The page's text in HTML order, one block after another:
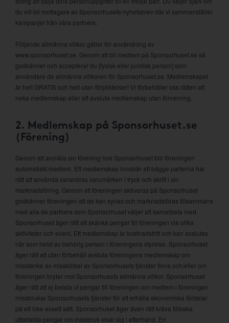
du vill bli mottagare av Sponsorhusets nyhetsbrev där vi sammanställer
kampanjer från våra partners.
Följande allmänna villkor gäller för användning av
www.sponsorhuset.se. Genom att bli medlem på Sponsorhuset.se så
godkänner och accepterar du [fysisk eller juridisk person] som
användare de allmänna villkoren för Sponsorhuset.se. Medlemskapet
är helt GRATIS och helt utan förpliktelser! Vi förbehåller oss rätten att
neka medlemskap eller att avsluta medlemskap utan förvarning.
2. Medlemskap på Sponsorhuset.se
(Förening)
Genom att anmäla sin förening hos Sponsorhuset blir föreningen
automatiskt medlem. Ett medlemskap innebär att bägge parterna har
rätt att använda varandras varumärken i tryck och skrift i sin
marknadsföring. Genom att föreningen aktiveras på Sponsorhuset
godkänner föreningen att de kan synas och marknadsföras tillsammans
med alla de partners som Sponsorhuset väljer att samarbeta med.
Sponsorhuset äger rätt att skänka pengar till föreningen via olika
aktiviteter och event. Ett medlemskap är kostnadsfritt och kan avslutas
när som helst av behörig person i föreningens styrelse. Sponsorhuset
äger rätt att utan förbehåll avsluta föreningens medlemskap om
misstanke av misskötsel av Sponsorhusets tjänster finns och/eller om
föreningen bryter mot Sponsorhusets allmänna villkor. Sponsorhuset
äger rätt att ej betala ut pengar till föreningen om medlem i föreningen
missbrukar Sponsorhusets tjänster för att erhålla ekonomiska fördelar
på ett icke avsett sätt. Sponsorhuset äger även rätt kräva tillbaka
utbetalda pengar om missbruk visar sig i efterhand. En